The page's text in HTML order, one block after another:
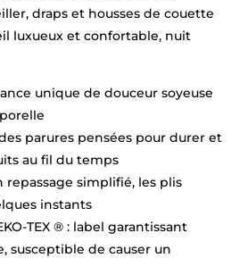
draps et housses de couette
luxueux et confortable, nuit
unique de douceur soyeuse
parures pensées pour durer et
au fil du temps
repassage simplifié, les plis
instants
TEX ® : label garantissant
susceptible de causer un